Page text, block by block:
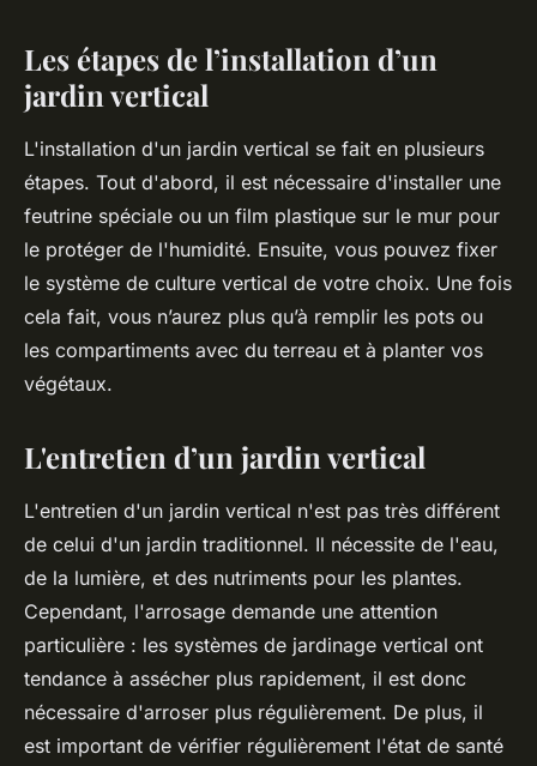
Les étapes de l’installation d’un
jardin vertical
L'installation d'un jardin vertical se fait en plusieurs
étapes. Tout d'abord, il est nécessaire d'installer une
feutrine spéciale ou un film plastique sur le mur pour
le protéger de l'humidité. Ensuite, vous pouvez fixer
le système de culture vertical de votre choix. Une fois
cela fait, vous n’aurez plus qu’à remplir les pots ou
les compartiments avec du terreau et à planter vos
végétaux.
L'entretien d’un jardin vertical
L'entretien d'un jardin vertical n'est pas très différent
de celui d'un jardin traditionnel. Il nécessite de l'eau,
de la lumière, et des nutriments pour les plantes.
Cependant, l'arrosage demande une attention
particulière : les systèmes de jardinage vertical ont
tendance à assécher plus rapidement, il est donc
nécessaire d'arroser plus régulièrement. De plus, il
est important de vérifier régulièrement l'état de santé